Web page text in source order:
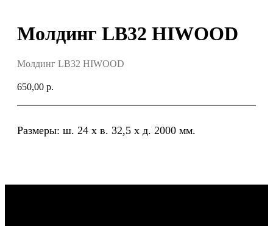
Молдинг LB32 HIWOOD
Молдинг LB32 HIWOOD
650,00 р.
Размеры: ш. 24 х в. 32,5 х д. 2000 мм.